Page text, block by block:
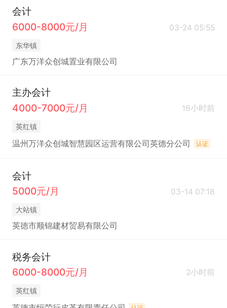
会计
6000-8000元/月
03-24 05:55
东华镇
广东万洋众创城置业有限公司
主办会计
4000-7000元/月
16小时前
英红镇
温州万洋众创城智慧园区运营有限公司英德分公司 认证
会计
5000元/月
03-14 07:18
大站镇
英徳市顺锦建材贸易有限公司
税务会计
6000-8000元/月
2小时前
英红镇